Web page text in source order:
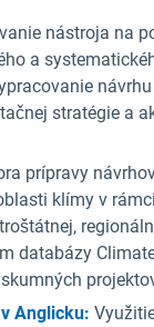
nástroja na
a
stratégie a
prípravy
klímy v
databázy
Anglicku: